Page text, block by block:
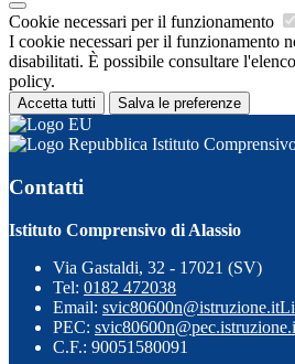
Cookie necessari per il funzionamento
I cookie necessari per il funzionamento
disabilitati. È possibile consultare
policy.
Accetta tutti Salva le preferenze
Istituto
Contatti
Istituto Comprensivo di Alassio
Via Gastaldi, 32 - 17021 (SV)
Tel: 0182 472038
Email: svic80600n@istruzione.it
PEC:
C.F.: 90051580091